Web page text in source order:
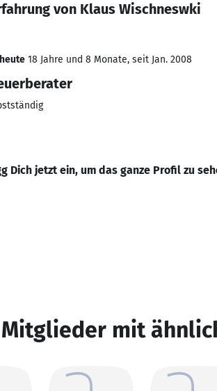
von Klaus Wischneswki
18 Jahre und 8 Monate, seit Jan. 2008
Dich jetzt ein, um das ganze Profil zu
Mitglieder mit